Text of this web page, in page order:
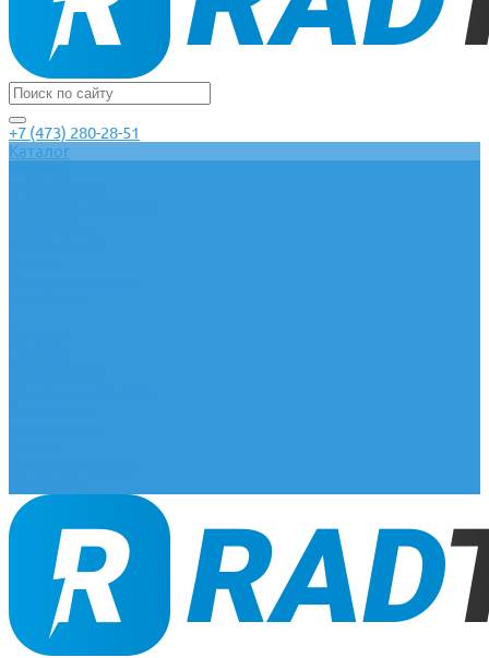
+7 (473) 280-28-51
Каталог